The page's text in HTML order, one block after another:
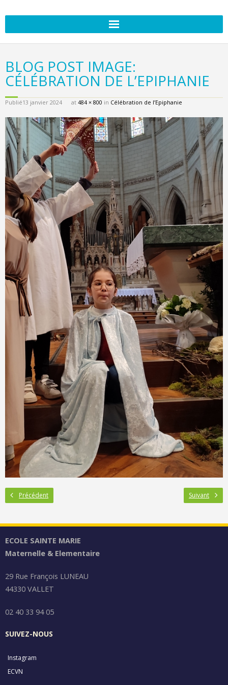
BLOG POST IMAGE:
CÉLÉBRATION DE L’EPIPHANIE
Publié13 janvier 2024 at 484 × 800 in Célébration de l’Epiphanie
Précédent Suivant
ECOLE SAINTE MARIE
Maternelle & Elementaire
29 Rue François LUNEAU
44330 VALLET
02 40 33 94 05
SUIVEZ-NOUS
Instagram
ECVN